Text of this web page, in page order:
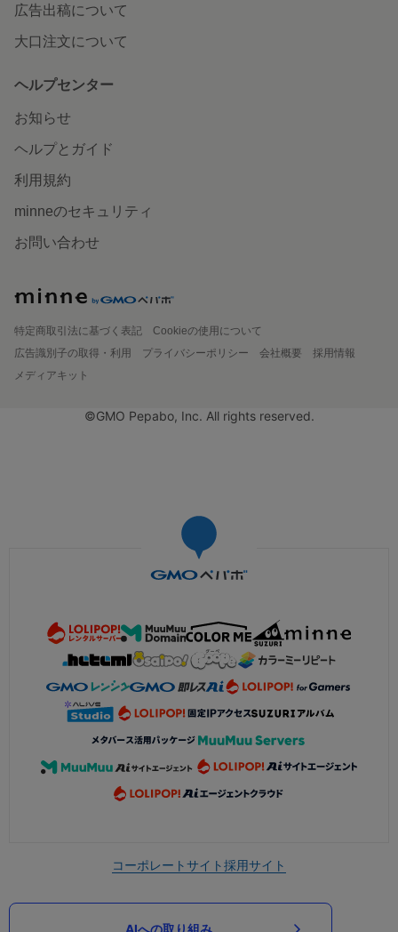
広告出稿について
大口注文について
ヘルプセンター
お知らせ
ヘルプとガイド
利用規約
minneのセキュリティ
お問い合わせ
特定商取引法に基づく表記
Cookieの使用について
広告識別子の取得・利用
プライバシーポリシー 会社概要
採用情報
メディアキット
©GMO Pepabo, Inc. All rights reserved.
コーポレートサイト採用サイト
AIへの取り組み